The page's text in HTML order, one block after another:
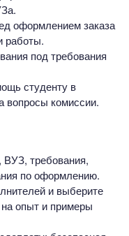
оформлением заказа
работы.
под требования
студенту в
вопросы комиссии.
ВУЗ, требования,
по оформлению.
и выберите
опыт и примеры